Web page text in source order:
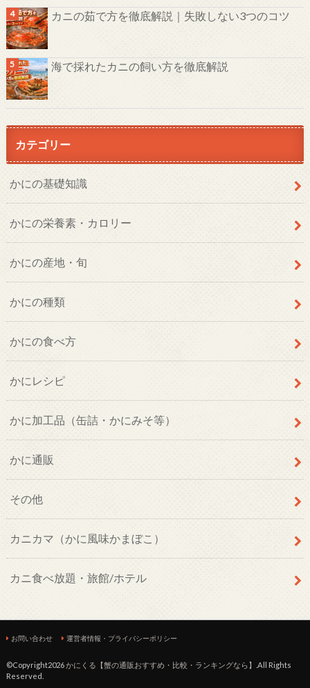
カニの茹で方を徹底解説｜失敗しない3つのコツ
海で採れたカニの飼い方を徹底解説
カテゴリー
かにの基礎知識
かにの栄養素・カロリー
かにの産地・旬
かにの種類
かにの食べ方
かにレシピ
かに加工品（缶詰・かにみそ等）
かに通販
その他
カニカマ（かに風味かまぼこ）
カニ食べ放題・旅館/ホテル
お問い合わせ 運営者情報・プライバシーポリシー
©Copyright2026かにくる【蟹の通販おすすめ・比較・ランキングなら】
.All Rights
Reserved.